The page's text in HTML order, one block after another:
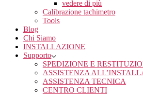
vedere di più
Calibrazione tachimetro
Tools
Blog
Chi Siamo
INSTALLAZIONE
Supporto
SPEDIZIONE E
ASSISTENZA
ASSISTENZA TECNICA
CENTRO CLIENTI